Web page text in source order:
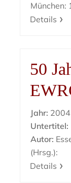
München:
Details
50
Jahr: 2004
Untertitel:
Autor:
(Hrsg.):
Details